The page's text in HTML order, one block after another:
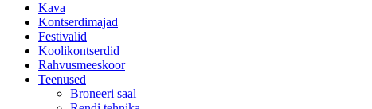
Kava
Kontserdimajad
Festivalid
Koolikontserdid
Rahvusmeeskoor
Teenused
Broneeri saal